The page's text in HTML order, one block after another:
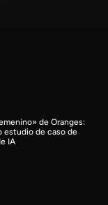
de Oranges:
estudio de caso de
IA